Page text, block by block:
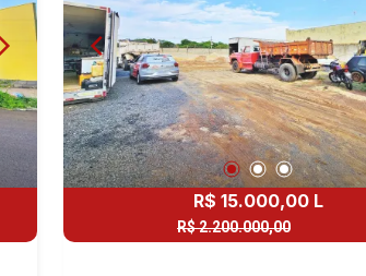
R$ 15.000,00 L
R$ 2.200.000,00